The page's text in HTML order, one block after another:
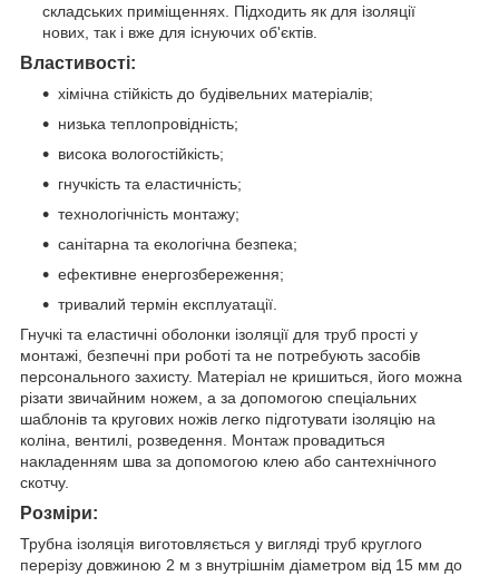
складських приміщеннях. Підходить як для ізоляції
нових, так і вже для існуючих об'єктів.
Властивості:
хімічна стійкість до будівельних матеріалів;
низька теплопровідність;
висока вологостійкість;
гнучкість та еластичність;
технологічність монтажу;
санітарна та екологічна безпека;
ефективне енергозбереження;
тривалий термін експлуатації.
Гнучкі та еластичні оболонки ізоляції для труб прості у
монтажі, безпечні при роботі та не потребують засобів
персонального захисту. Матеріал не кришиться, його можна
різати звичайним ножем, а за допомогою спеціальних
шаблонів та кругових ножів легко підготувати ізоляцію на
коліна, вентилі, розведення. Монтаж провадиться
накладенням шва за допомогою клею або сантехнічного
скотчу.
Розміри:
Трубна ізоляція виготовляється у вигляді труб круглого
перерізу довжиною 2 м з внутрішнім діаметром від 15 мм до